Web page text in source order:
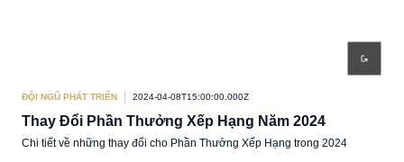
ĐỘI NGŨ PHÁT TRIỂN 2024-04-08T15:00:00.000Z
Thay Đổi Phần Thưởng Xếp Hạng Năm 2024
Chi tiết về những thay đổi cho Phần Thưởng Xếp Hạng trong 2024